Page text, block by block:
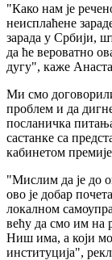
"Како нам је
неисплаћене
зарада у Србији,
да ће вероватно
дугу", каже
Ми смо договорили
проблем и да
посланичка
састанке са
кабинетом
"Мислим да је до
ово је добар
локалном
већу да смо им на
Ниш има, а који
институција",